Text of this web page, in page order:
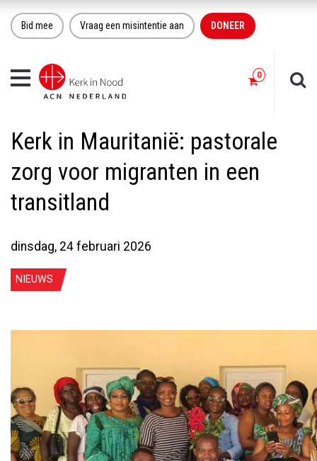
Bid mee Vraag een misintentie aan DONEER
Toggle
navigation
Kerk in Mauritanië: pastorale
zorg voor migranten in een
transitland
dinsdag, 24 februari 2026
NIEUWS